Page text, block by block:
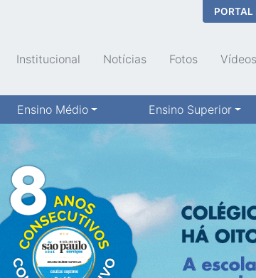
PORTAL
Institucional Notícias Fotos Vídeos
Ensino Médio Ensino Superior